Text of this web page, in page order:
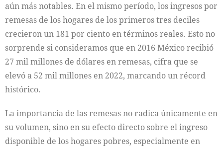
aún más notables. En el mismo período, los ingresos por
remesas de los hogares de los primeros tres deciles
crecieron un 181 por ciento en términos reales. Esto no
sorprende si consideramos que en 2016 México recibió
27 mil millones de dólares en remesas, cifra que se
elevó a 52 mil millones en 2022, marcando un récord
histórico.
La importancia de las remesas no radica únicamente en
su volumen, sino en su efecto directo sobre el ingreso
disponible de los hogares pobres, especialmente en